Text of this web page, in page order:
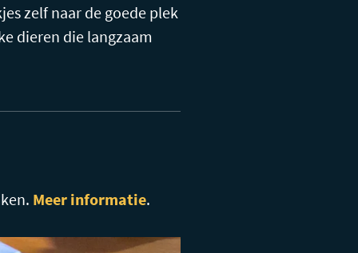
zelf naar de goede plek
dieren die langzaam
Meer informatie.